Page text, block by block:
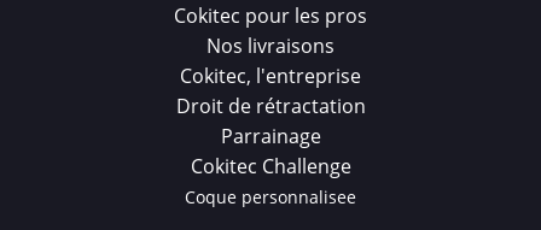
Cokitec pour les pros
Nos livraisons
Cokitec, l'entreprise
Droit de rétractation
Parrainage
Cokitec Challenge
Coque personnalisee